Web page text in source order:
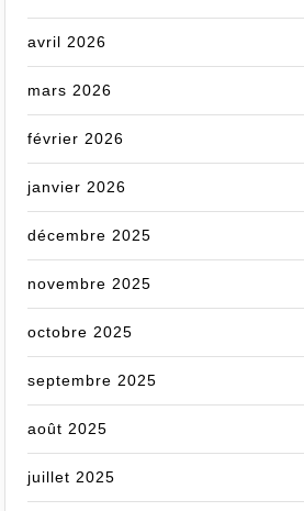
avril 2026
mars 2026
février 2026
janvier 2026
décembre 2025
novembre 2025
octobre 2025
septembre 2025
août 2025
juillet 2025